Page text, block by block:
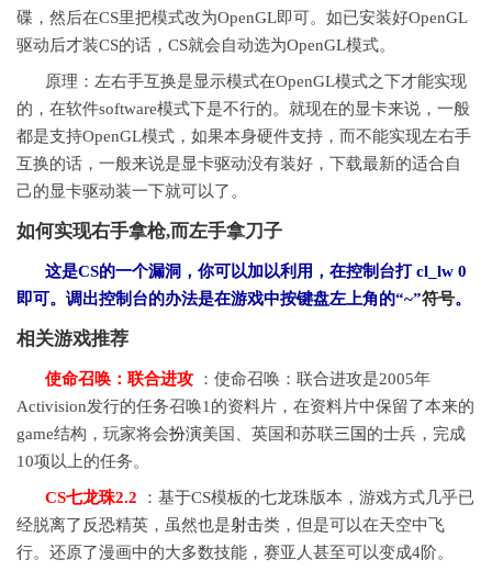
碟，然后在CS里把模式改为OpenGL即可。如已安装好OpenGL
驱动后才装CS的话，CS就会自动选为OpenGL模式。
原理：左右手互换是显示模式在OpenGL模式之下才能实现
的，在软件software模式下是不行的。就现在的显卡来说，一般
都是支持OpenGL模式，如果本身硬件支持，而不能实现左右手
互换的话，一般来说是显卡驱动没有装好，下载最新的适合自
己的显卡驱动装一下就可以了。
如何实现右手拿枪,而左手拿刀子
这是CS的一个漏洞，你可以加以利用，在控制台打 cl_lw 0
即可。调出控制台的办法是在游戏中按键盘左上角的“~”符号。
相关游戏推荐
使命召唤：联合进攻 ：使命召唤：联合进攻是2005年
Activision发行的任务召唤1的资料片，在资料片中保留了本来的
game结构，玩家将会扮演美国、英国和苏联三国 的士兵，完成
10项以上的任务。
CS七龙珠2.2
：基于CS模板的七龙珠版本，游戏方式几乎已
经脱离了反恐精英，虽然也是射击类，但是可以在天空中飞
行。还原了漫画中的大多数技能，赛亚人甚至可以变成4阶。